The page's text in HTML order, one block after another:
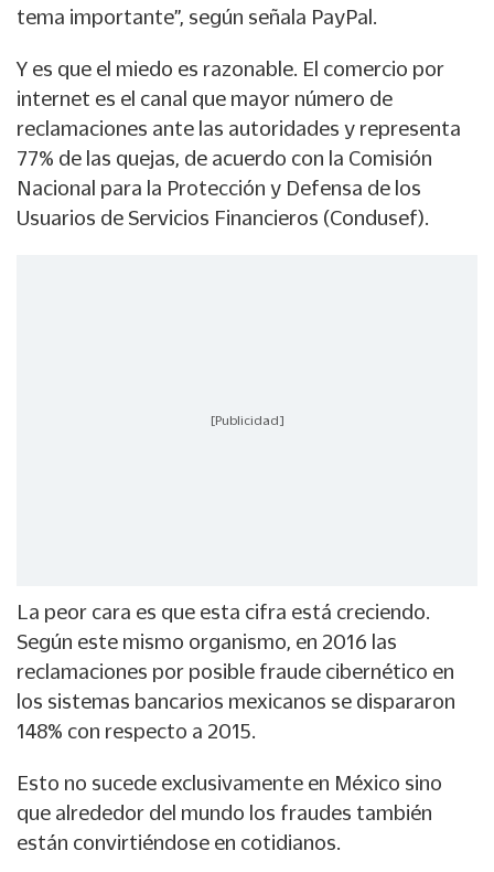
tema importante”, según señala PayPal.
Y es que el miedo es razonable. El comercio por
internet es el canal que mayor número de
reclamaciones ante las autoridades y representa
77% de las quejas, de acuerdo con la Comisión
Nacional para la Protección y Defensa de los
Usuarios de Servicios Financieros (Condusef).
[Publicidad]
La peor cara es que esta cifra está creciendo.
Según este mismo organismo, en 2016 las
reclamaciones por posible fraude cibernético en
los sistemas bancarios mexicanos se dispararon
148% con respecto a 2015.
Esto no sucede exclusivamente en México sino
que alrededor del mundo los fraudes también
están convirtiéndose en cotidianos.